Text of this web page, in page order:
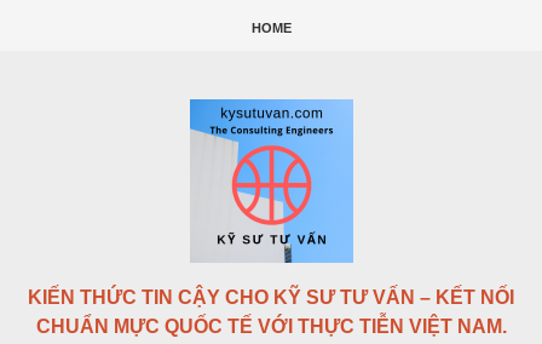
HOME
KIẾN THỨC TIN CẬY CHO KỸ SƯ TƯ VẤN – KẾT NỐI
CHUẨN MỰC QUỐC TẾ VỚI THỰC TIỄN VIỆT NAM.